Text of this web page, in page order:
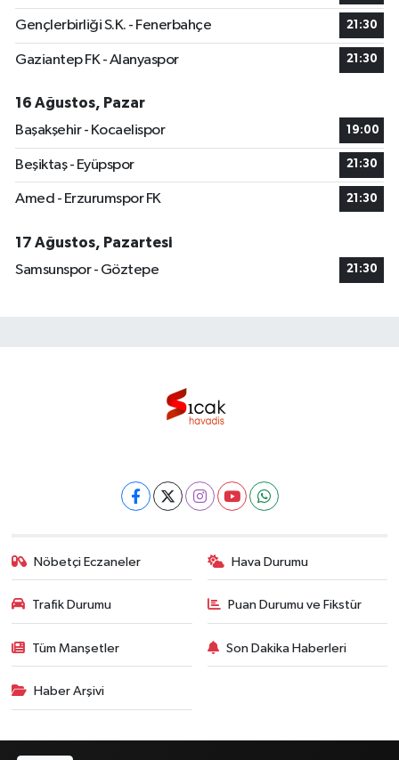
Gençlerbirliği S.K. - Fenerbahçe 21:30
Gaziantep FK - Alanyaspor 21:30
16 Ağustos, Pazar
Başakşehir - Kocaelispor
19:00
Beşiktaş - Eyüpspor 21:30
Amed - Erzurumspor FK 21:30
17 Ağustos, Pazartesi
Samsunspor - Göztepe
21:30
Nöbetçi Eczaneler Hava Durumu
Trafik Durumu Puan Durumu ve Fikstür
Tüm Manşetler Son Dakika Haberleri
Haber Arşivi